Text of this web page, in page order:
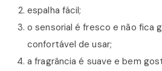
espalha fácil;
o sensorial é fresco e não fica
confortável de usar;
a fragrância é suave e bem